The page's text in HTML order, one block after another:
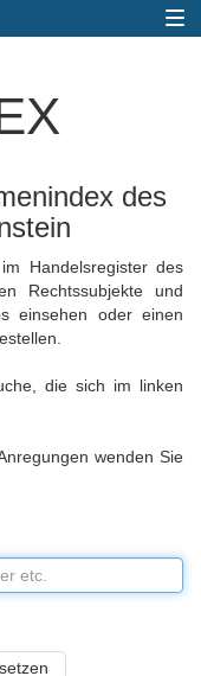
des
Handelsregister des
Rechtssubjekte und
einsehen oder einen
die sich im linken
wenden Sie